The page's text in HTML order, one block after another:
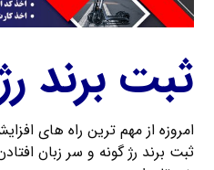
ثبت برند
امروزه از مهم ترین راه های
ثبت برند رژ گونه و سر زبان